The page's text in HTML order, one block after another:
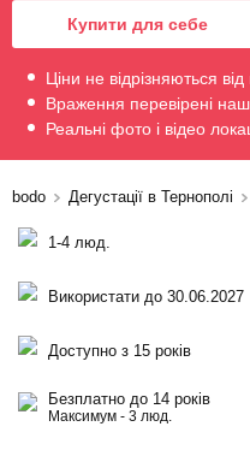
Купити для себе
Ціни не відрізняються
Враження перевірені
Реальні фото і відео
bodo Дегустації в Тернополі
1-4 люд.
Використати до 30.06.2027
Доступно з 15 років
Безплатно до 14 років
Максимум - 3 люд.